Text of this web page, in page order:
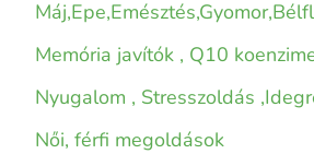
Memória javítók , Q10
Nyugalom , Stresszoldás
Női, férfi megoldások